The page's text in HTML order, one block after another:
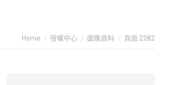
You are here:
Home 授權中心 圖像資料 頁面 2282